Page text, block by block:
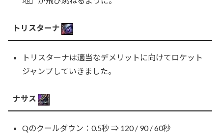
トリスターナ
トリスターナは適当なデメリットに向けてロケット
ジャンプしていきました。
ナサス
Qのクールダウン：0.5秒 ⇒ 120 / 90 / 60秒